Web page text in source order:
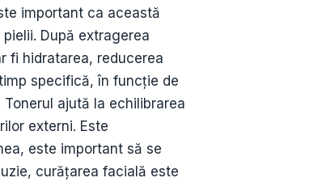
important ca această
După extragerea
fi hidratarea, reducerea
specifică, în funcție de
ajută la echilibrarea
externi. Este
este important să se
curățarea facială este